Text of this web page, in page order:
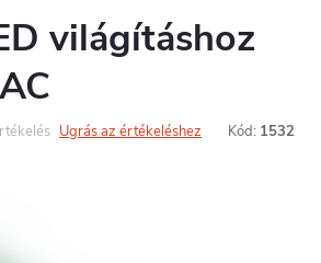
világításhoz
Ugrás az értékeléshez Kód: 1532